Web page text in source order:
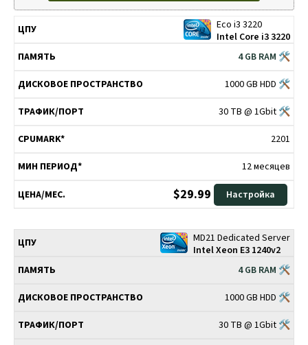
ЦПУ
ТРАФИК/
ПОРТ
CPUMARK*
ПЕРИОД*
Eco i3 3220
Intel Core i3 3220
4 GB RAM 🛠
1000 GB HDD 🛠
30 TB @ 1Gbit 🛠
2201
12 месяцев
$29.99 Настройка
MD21 Dedicated Server
Intel Xeon E3 1240v2
4 GB RAM 🛠
1000 GB HDD 🛠
30 TB @ 1Gbit 🛠